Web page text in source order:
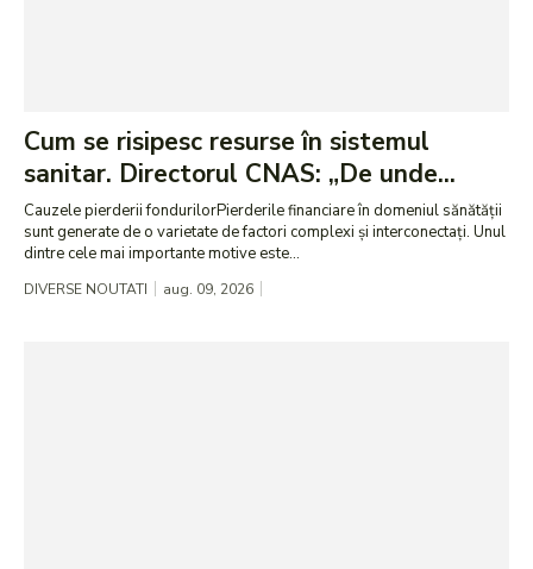
Cum se risipesc resurse în sistemul
sanitar. Directorul CNAS: „De unde...
Cauzele pierderii fondurilorPierderile financiare în domeniul sănătății
sunt generate de o varietate de factori complexi și interconectați. Unul
dintre cele mai importante motive este...
DIVERSE NOUTATI aug. 09, 2026